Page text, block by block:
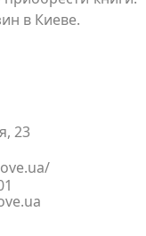
в Киеве.
23